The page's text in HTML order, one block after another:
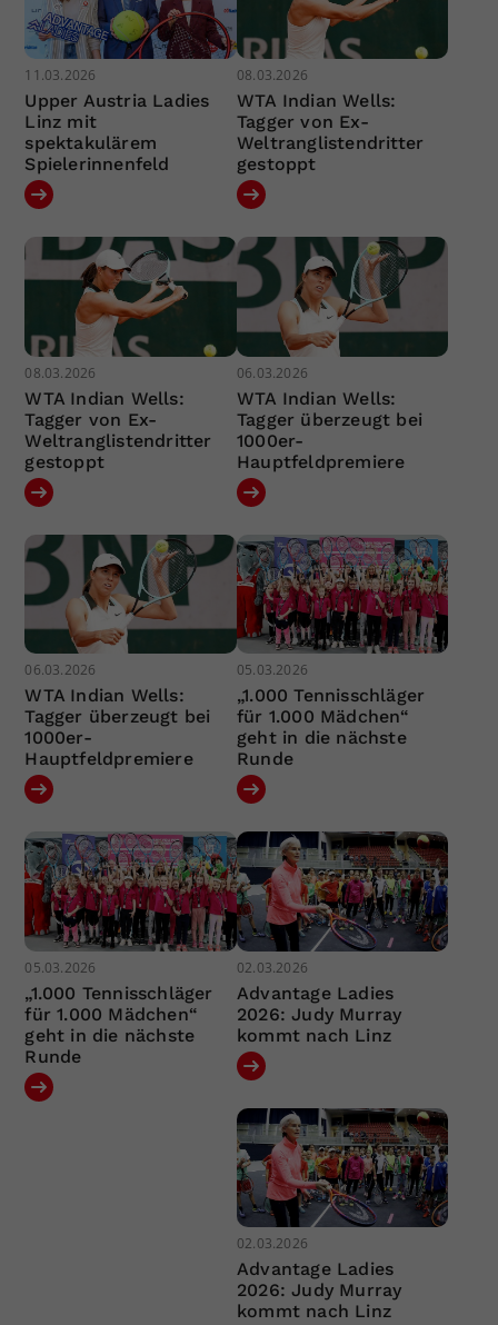
11.03.2026
Upper Austria Ladies
Linz mit
spektakulärem
Spielerinnenfeld
08.03.2026
WTA Indian Wells:
Tagger von Ex-
Weltranglistendritter
gestoppt
08.03.2026
WTA Indian Wells:
Tagger von Ex-
Weltranglistendritter
gestoppt
06.03.2026
WTA Indian Wells:
Tagger überzeugt bei
1000er-
Hauptfeldpremiere
06.03.2026
WTA Indian Wells:
Tagger überzeugt bei
1000er-
Hauptfeldpremiere
05.03.2026
„1.000 Tennisschläger
für 1.000 Mädchen“
geht in die nächste
Runde
05.03.2026
„1.000 Tennisschläger
für 1.000 Mädchen“
geht in die nächste
Runde
02.03.2026
Advantage Ladies
2026: Judy Murray
kommt nach Linz
02.03.2026
Advantage Ladies
2026: Judy Murray
kommt nach Linz